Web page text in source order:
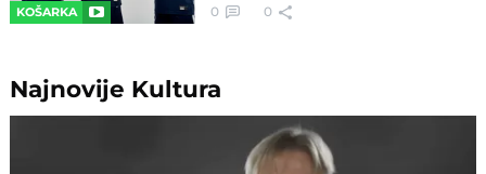
KOŠARKA 0 0
Najnovije Kultura